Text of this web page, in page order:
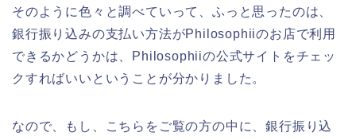
そのように色々と調べていって、ふっと思ったのは、
銀行振り込みの支払い方法がPhilosophiiのお店で利用
できるかどうかは、Philosophiiの公式サイトをチェッ
クすればいいということが分かりました。
なので、もし、こちらをご覧の方の中に、銀行振り込